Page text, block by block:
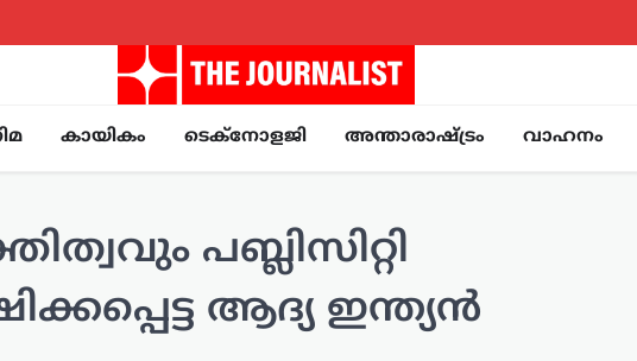
കായികം ടെക്നോളജി അന്താരാഷ്ട്രം വാഹനം
പബ്ലിസിറ്റി
ആദ്യ ഇന്ത്യൻ